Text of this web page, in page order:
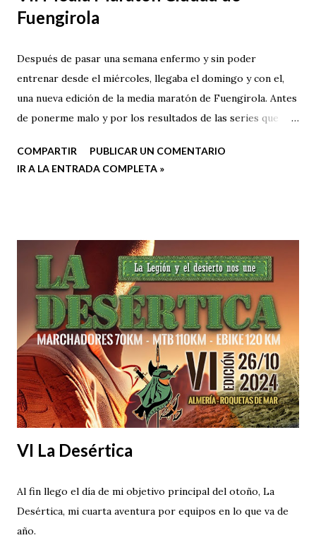
Fuengirola
Después de pasar una semana enfermo y sin poder
entrenar desde el miércoles, llegaba el domingo y con el,
una nueva edición de la media maratón de Fuengirola. Antes
de ponerme malo y por los resultados de las series que
o al menos eso quería pelear.
COMPARTIR
PUBLICAR UN COMENTARIO
IR A LA ENTRADA COMPLETA »
VI La Desértica
Al fin llego el día de mi objetivo principal del otoño, La
Desértica, mi cuarta aventura por equipos en lo que va de
año.